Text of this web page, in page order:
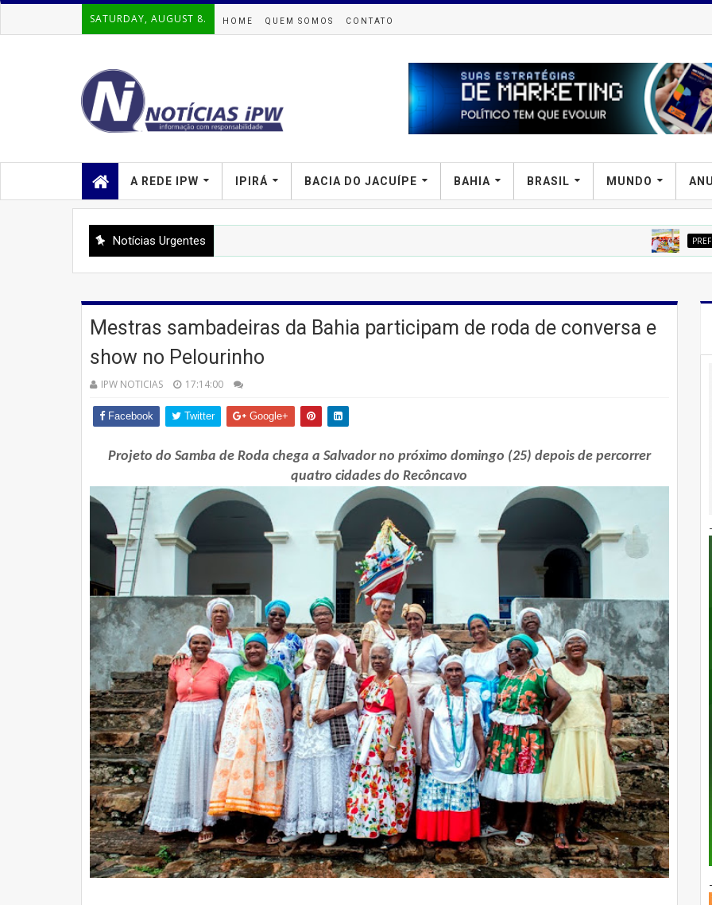
SATURDAY, AUGUST 8. HOME QUEM SOMOS CONTATO
A REDE IPW IPIRÁ BACIA DO JACUÍPE BAHIA BRASIL MUNDO
Notícias Urgentes PREFIPIRÁ Tenda
Mestras sambadeiras da Bahia participam de roda de conversa e
show no Pelourinho
IPW NOTICIAS 17:14:00
Facebook Twitter Google+
Projeto do Samba de Roda chega a Salvador no próximo domingo (25) depois de percorrer
quatro cidades do Recôncavo